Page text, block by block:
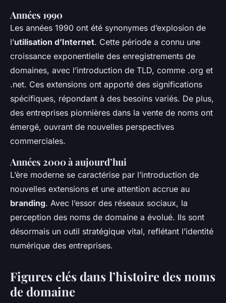
Années 1990
Les années 1990 ont été synonymes d’explosion de
l’utilisation d’Internet. Cette période a connu une
croissance exponentielle des enregistrements de
domaines, avec l’introduction de TLD, comme .org et
.net. Ces extensions ont apporté des significations
spécifiques, répondant à des besoins variés. De plus,
des entreprises pionnières dans la vente de noms ont
émergé, ouvrant de nouvelles perspectives
commerciales.
Années 2000 à aujourd’hui
L’ère moderne se caractérise par l’introduction de
nouvelles extensions et une attention accrue au
branding. Avec l’essor des réseaux sociaux, la
perception des noms de domaine a évolué. Ils sont
désormais un outil stratégique vital, reflétant l’identité
numérique des entreprises.
Figures clés dans l’histoire des noms
de domaine